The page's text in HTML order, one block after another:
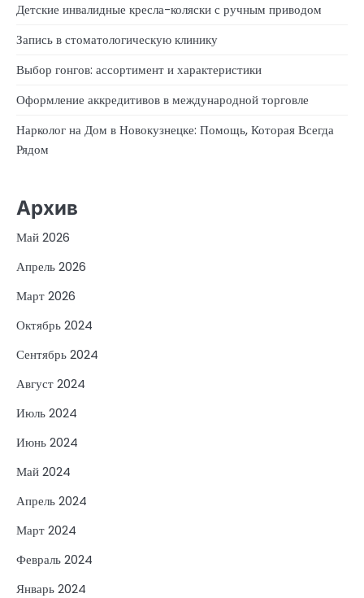
Детские инвалидные кресла-коляски с ручным приводом
Запись в стоматологическую клинику
Выбор гонгов: ассортимент и характеристики
Оформление аккредитивов в международной торговле
Нарколог на Дом в Новокузнецке: Помощь, Которая Всегда
Рядом
Архив
Май 2026
Апрель 2026
Март 2026
Октябрь 2024
Сентябрь 2024
Август 2024
Июль 2024
Июнь 2024
Май 2024
Апрель 2024
Март 2024
Февраль 2024
Январь 2024